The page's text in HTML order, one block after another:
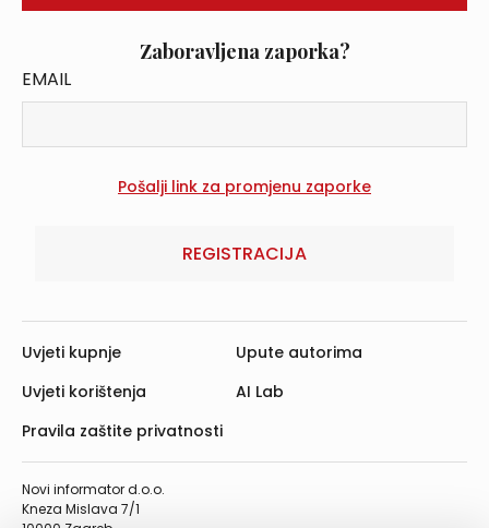
Zaboravljena zaporka?
EMAIL
REGISTRACIJA
Novi informator d.o.o.
Kneza Mislava 7/1
Uvjeti kupnje
Uvjeti korištenja
Pravila zaštite privatnosti
Upute autorima
AI Lab